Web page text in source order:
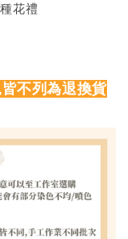
花禮
不列為退換貨